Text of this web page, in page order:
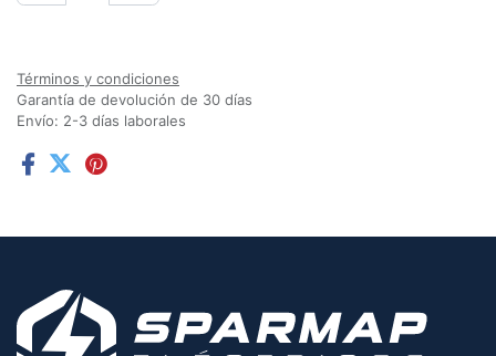
Términos y condiciones
Garantía de devolución de 30 días
Envío: 2-3 días laborales